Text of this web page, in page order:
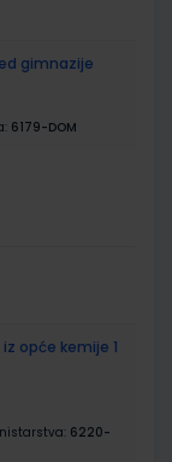
gimnazije
6179-DOM
opće kemije 1
6220-